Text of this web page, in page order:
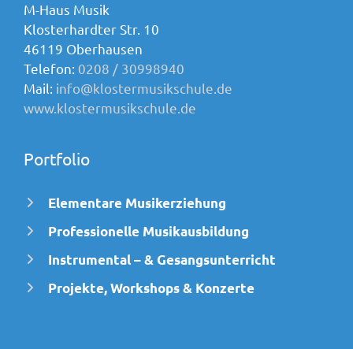
M-Haus Musik
Klosterhardter Str. 10
46119 Oberhausen
Telefon: 0208 / 30998940
Mail: info@klostermusikschule.de
www.klostermusikschule.de
Portfolio
Elementare Musikerziehung
Professionelle Musikausbildung
Instrumental – & Gesangsunterricht
Projekte, Workshops & Konzerte